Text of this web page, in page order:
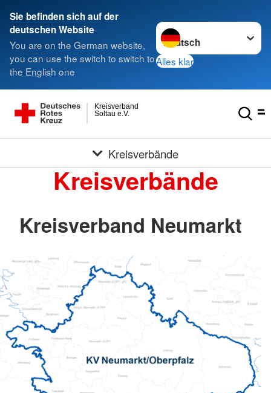
Sie befinden sich auf der
deutschen Website
You are on the German website,
you can use the switch to switch to
the English one
Sprache wechseln zu
Alles klar
Soltau e.V.
Kreisverband
Kreisverbände
Kreisverbände
Kreisverband Neumarkt